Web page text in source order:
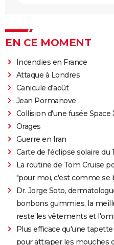
EN CE MOMENT
Incendies en France
Attaque à Londres
Canicule d'août
Jean Pormanove
Collision d'une fusée Space
Orages
Guerre en Iran
Carte de l'éclipse solaire du
La routine de Tom Cruise
"pour moi, c'est comme se
Dr. Jorge Soto,
bonbons gummies, la
reste les vêtements et
Plus efficace qu'une
pour attraper les mouches